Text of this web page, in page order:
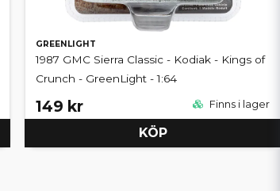
GREENLIGHT
1987 GMC Sierra Classic - Kodiak - Kings of
Crunch - GreenLight - 1:64
149 kr Finns i lager
KÖP